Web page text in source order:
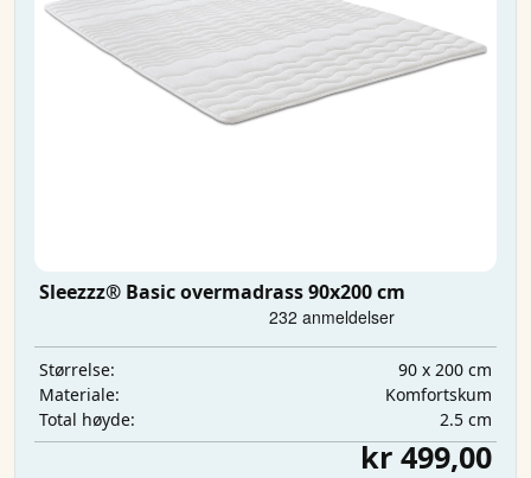
Sleezzz® Basic overmadrass 90x200 cm
Størrelse:
90 x 200 cm
Materiale:
Komfortskum
Total høyde:
2.5 cm
kr 499,00